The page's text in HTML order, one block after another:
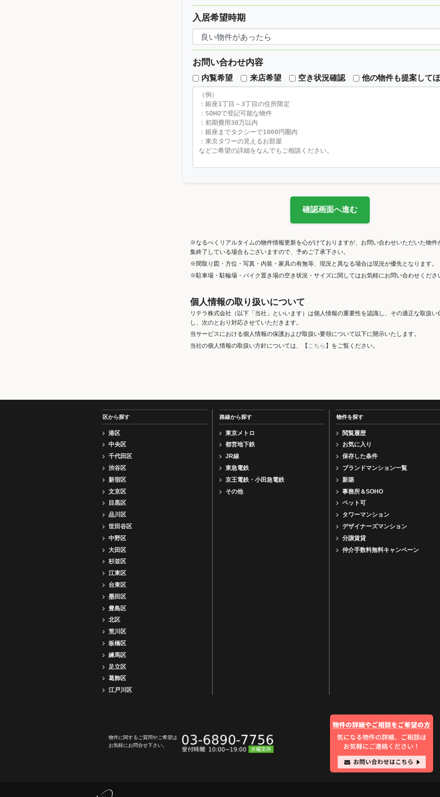
入居希望時期
お問い合わせ内容
内覧希望 来店希望 空き状況確認 他の物件も提案して
確認画面へ進む
※なるべくリアルタイムの物件情報更新を心がけておりますが、お問い合わせいただいた物件
集終了している場合もございますので、予めご了承下さい。
※間取り図・方位・写真・内装・家具の有無等、現況と異なる場合は現況が優先となります。
※駐車場・駐輪場・バイク置き場の空き状況・サイズに関してはお気軽にお問い合わせくださ
個人情報の取り扱いについて
リテラ株式会社（以下「当社」といいます）は個人情報の重要性を認識し、その適正な取扱い
し、次のとおり対応させていただきます。
当サービスにおける個人情報の保護および取扱い要領について以下に開示いたします。
当社の個人情報の取扱い方針については、【 こちら 】をご覧ください。
区から探す
港区
中央区
千代田区
渋谷区
新宿区
文京区
目黒区
品川区
世田谷区
中野区
大田区
杉並区
江東区
台東区
墨田区
豊島区
北区
荒川区
板橋区
練馬区
足立区
葛飾区
江戸川区
路線から探す
東京メトロ
都営地下鉄
JR線
東急電鉄
京王電鉄・小田急電鉄
その他
物件を探す
閲覧履歴
お気に入り
保存した条件
ブランドマンション一覧
新築
事務所＆SOHO
ペット可
タワーマンション
デザイナーズマンション
分譲賃貸
仲介手数料無料キャンペーン
物件に関するご質問やご希望は
お気軽にお問合せ下さい。